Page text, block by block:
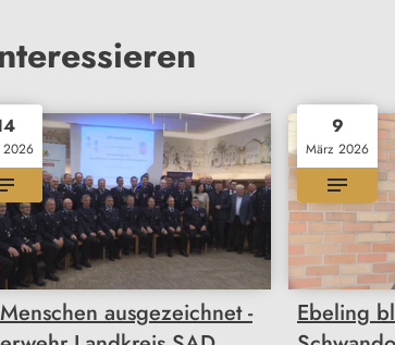
2026
ausgezeichnet -
9
März 2026
Ebeling